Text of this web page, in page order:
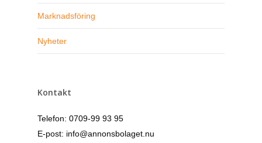
Marknadsföring
Nyheter
Kontakt
Telefon: 0709-99 93 95
E-post: info@annonsbolaget.nu